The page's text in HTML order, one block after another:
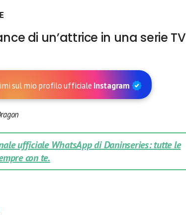
di un’attrice in una serie TV
sul mio profilo ufficiale Instagram
ufficiale WhatsApp di Daninseries: tutte le
con te.